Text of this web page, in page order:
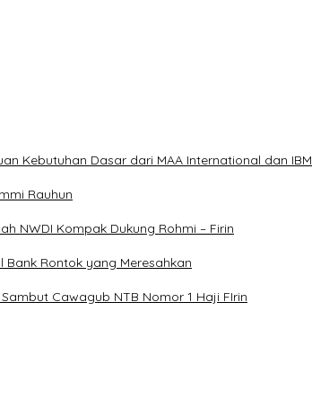
Kebutuhan Dasar dari MAA International dan IBM
Rauhun
NWDI Kompak Dukung Rohmi – Firin
Rontok yang Meresahkan
Cawagub NTB Nomor 1 Haji FIrin